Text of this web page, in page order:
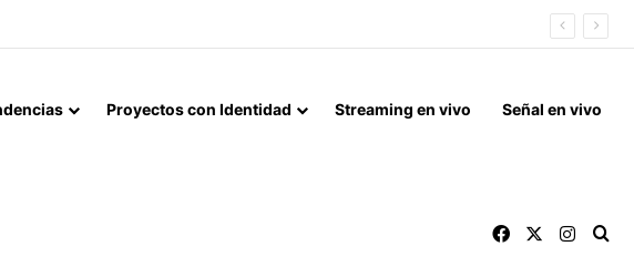
EN EL CORREDOR BIOCEÁNICO
Proyectos con Identidad Streaming en vivo Señal en vivo
Facebook